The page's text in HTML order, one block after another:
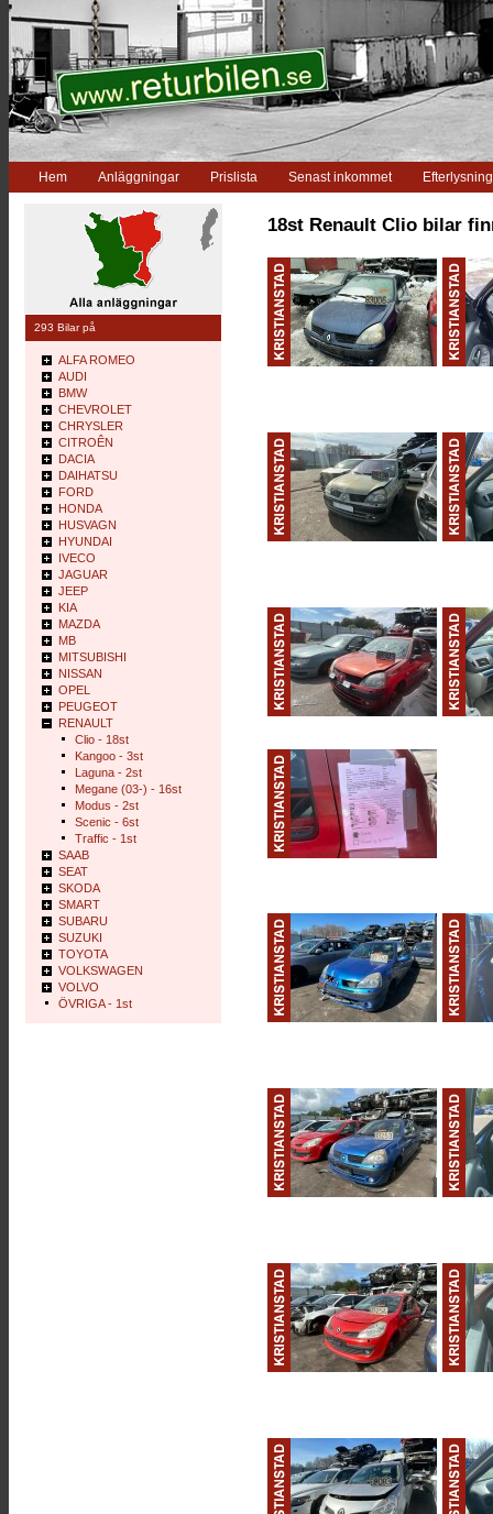
Hem Anläggningar Prislista Senast inkommet Efterlysning
18st Renault Clio bilar
293 Bilar på
ALFA ROMEO
AUDI
BMW
CHEVROLET
CHRYSLER
CITROÊN
DACIA
DAIHATSU
FORD
HONDA
HUSVAGN
HYUNDAI
IVECO
JAGUAR
JEEP
KIA
MAZDA
MB
MITSUBISHI
NISSAN
OPEL
PEUGEOT
RENAULT
Clio - 18st
Kangoo - 3st
Laguna - 2st
Megane (03-) - 16st
Modus - 2st
Scenic - 6st
Traffic - 1st
SAAB
SEAT
SKODA
SMART
SUBARU
SUZUKI
TOYOTA
VOLKSWAGEN
VOLVO
ÖVRIGA - 1st